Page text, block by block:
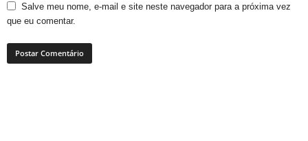
Salve meu nome, e-mail e site neste navegador para a próxima vez
que eu comentar.